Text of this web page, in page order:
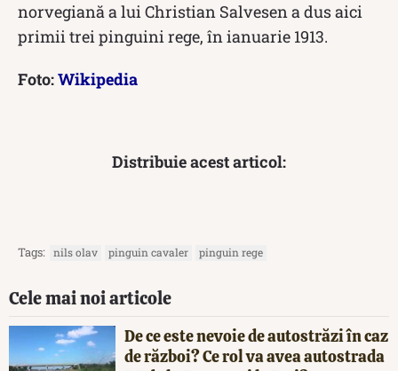
norvegiană a lui Christian Salvesen a dus aici
primii trei pinguini rege, în ianuarie 1913.
Foto:Wikipedia
Distribuie acest articol:
Tags: nils olav pinguin cavaler pinguin rege
Cele mai noi articole
De ce este nevoie de autostrăzi în caz
de război? Ce rol va avea autostrada